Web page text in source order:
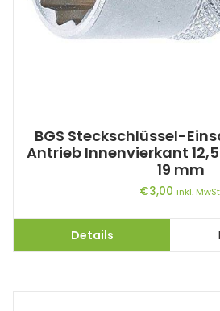
BGS Steckschlüssel-
Antrieb Innenvierkant
19 mm
€3,00 inkl.
Details